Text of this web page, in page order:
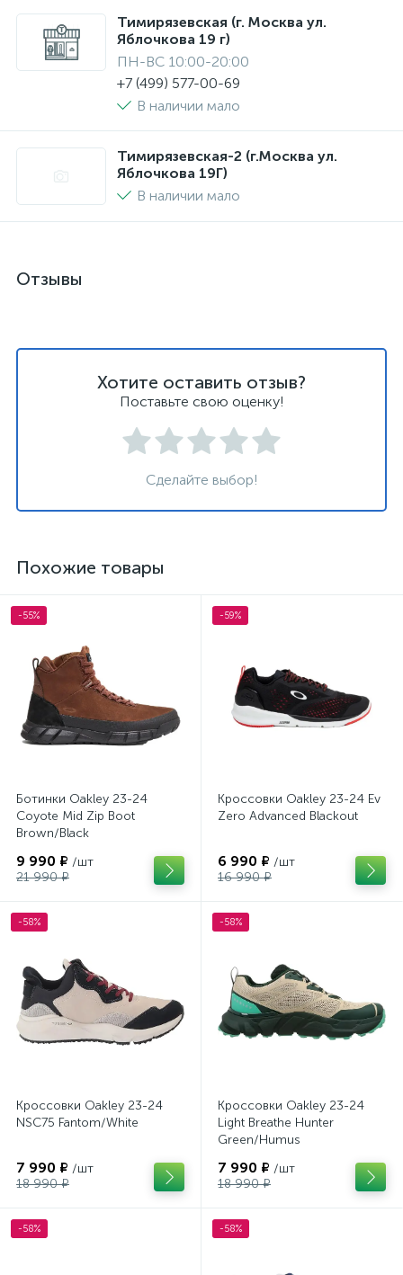
Тимирязевская (г. Москва ул.
Яблочкова 19 г)
ПН-ВС 10:00-20:00
+7 (499) 577-00-69
В наличии мало
Тимирязевская-2 (г.Москва ул.
Яблочкова 19Г)
В наличии мало
Отзывы
Хотите оставить отзыв?
Поставьте свою оценку!
Сделайте выбор!
Похожие товары
-55%
Ботинки Oakley 23-24
Coyote Mid Zip Boot
Brown/Black
9 990 ₽ /шт
21 990 ₽
-59%
Кроссовки Oakley 23-24 Ev
Zero Advanced Blackout
6 990 ₽ /шт
16 990 ₽
-58%
Кроссовки Oakley 23-24
NSC75 Fantom/White
7 990 ₽ /шт
18 990 ₽
-58%
Кроссовки Oakley 23-24
Light Breathe Hunter
Green/Humus
7 990 ₽ /шт
18 990 ₽
-58% -58%